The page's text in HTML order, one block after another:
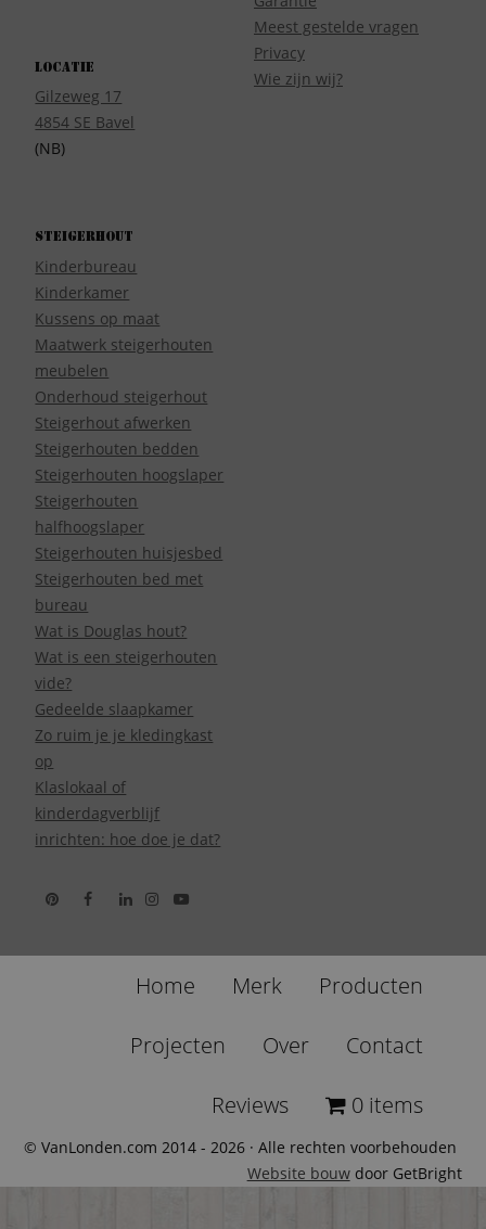
Locatie
Gilzeweg 17
4854 SE Bavel
(NB)
Meest gestelde vragen
Privacy
Wie zijn wij?
Steigerhout
Kinderbureau
Kinderkamer
Kussens op maat
Maatwerk steigerhouten
meubelen
Onderhoud steigerhout
Steigerhout afwerken
Steigerhouten bedden
Steigerhouten hoogslaper
Steigerhouten
halfhoogslaper
Steigerhouten huisjesbed
Steigerhouten bed met
bureau
Wat is Douglas hout?
Wat is een steigerhouten
vide?
Gedeelde slaapkamer
Zo ruim je je kledingkast
op
Klaslokaal of
kinderdagverblijf
inrichten: hoe doe je dat?
Home Merk Producten
Projecten Over Contact
Reviews 0 items
© VanLonden.com 2014 - 2026 · Alle rechten voorbehouden
Website bouwdoor GetBright